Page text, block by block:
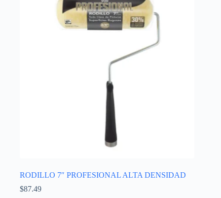
RODILLO 7″ PROFESIONAL ALTA DENSIDAD
$87.49